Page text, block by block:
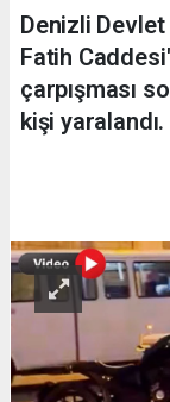
Denizli Devlet
Fatih
çarpışması
kişi yaralandı.